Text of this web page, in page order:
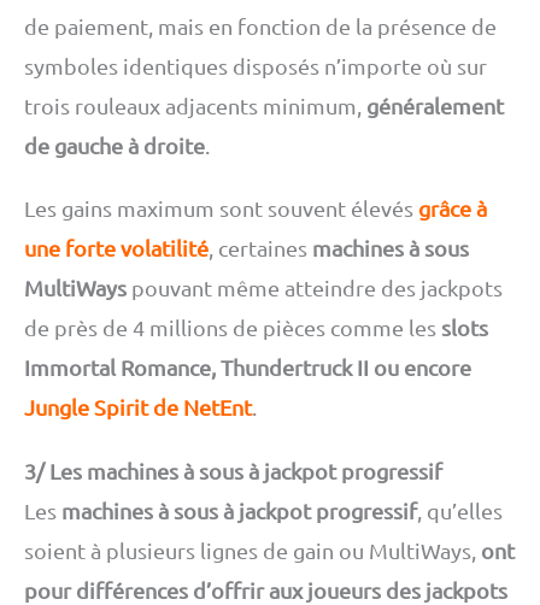
de paiement, mais en fonction de la présence de
symboles identiques disposés n’importe où sur
trois rouleaux adjacents minimum, généralement
de gauche à droite
Les gains maximum sont souvent élevés grâce à
une forte volatilité, certaines machines à sous
MultiWays pouvant même atteindre des jackpots
de près de 4 millions de pièces comme les slots
Immortal Romance, Thundertruck II ou encore
Jungle Spirit de NetEnt.
3/ Les machines à sous à jackpot progressif
Les machines à sous à jackpot progressif, qu’elles
soient à plusieurs lignes de gain ou MultiWays, ont
pour différences d’offrir aux joueurs des jackpots